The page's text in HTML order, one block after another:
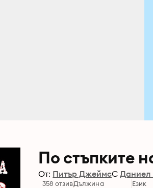
По стъпките
От: Питър ДжеймсС Даниел
358 отзивДължина Език